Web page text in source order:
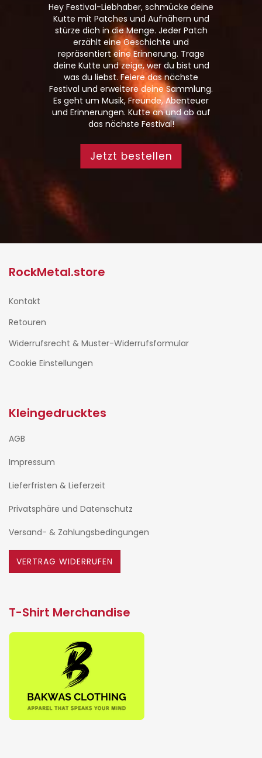
Hey Festival-Liebhaber, schmücke deine
Kutte mit Patches und Aufnähern und
stürze dich in die Menge. Jeder Patch
erzählt eine Geschichte und
repräsentiert eine Erinnerung. Trage
deine Kutte und zeige, wer du bist und
was du liebst. Feiere das nächste
Festival und erweitere deine Sammlung.
Es geht um Musik, Freunde, Abenteuer
und Erinnerungen. Kutte an und ab auf
das nächste Festival!
Jetzt bestellen
RockMetal.store
Kontakt
Retouren
Widerrufsrecht & Muster-Widerrufsformular
Cookie Einstellungen
Kleingedrucktes
AGB
Impressum
Lieferfristen & Lieferzeit
Privatsphäre und Datenschutz
Versand- & Zahlungsbedingungen
VERTRAG WIDERRUFEN
T-Shirt Merchandise